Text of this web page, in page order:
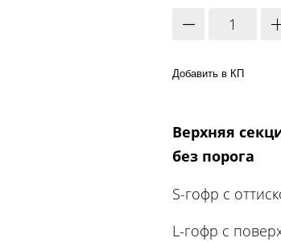
Добавить в КП
Верхняя
без порога
S-гофр с
L-гофр с